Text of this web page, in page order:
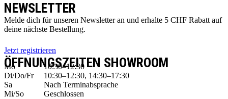
NEWSLETTER
Melde dich für unseren Newsletter an und erhalte 5 CHF Rabatt auf
deine nächste Bestellung.
Jetzt registrieren
ÖFFNUNGSZEITEN SHOWROOM
Mo
10:30–12:30
Di/Do/Fr
10:30–12:30, 14:30–17:30
Sa
Nach Terminabsprache
Mi/So
Geschlossen